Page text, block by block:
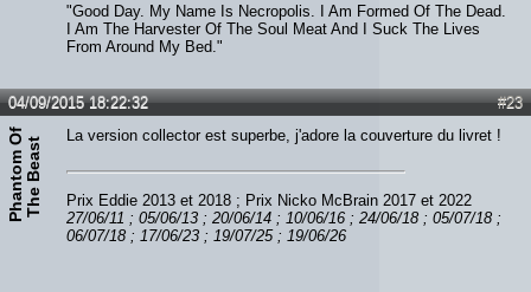
"Good Day. My Name Is Necropolis. I Am Formed Of The Dead.
I Am The Harvester Of The Soul Meat And I Suck The Lives
From Around My Bed."
#23
04/09/2015 18:22:32
P
h
a
n
t
o
m
O
f
T
h
e
B
e
a
st
La version collector est superbe, j'adore la couverture du livret !
Prix Eddie 2013 et 2018 ; Prix Nicko McBrain 2017 et 2022
27/06/11 ; 05/06/13 ; 20/06/14 ; 10/06/16 ; 24/06/18 ; 05/07/18 ;
06/07/18 ; 17/06/23 ; 19/07/25 ; 19/06/26